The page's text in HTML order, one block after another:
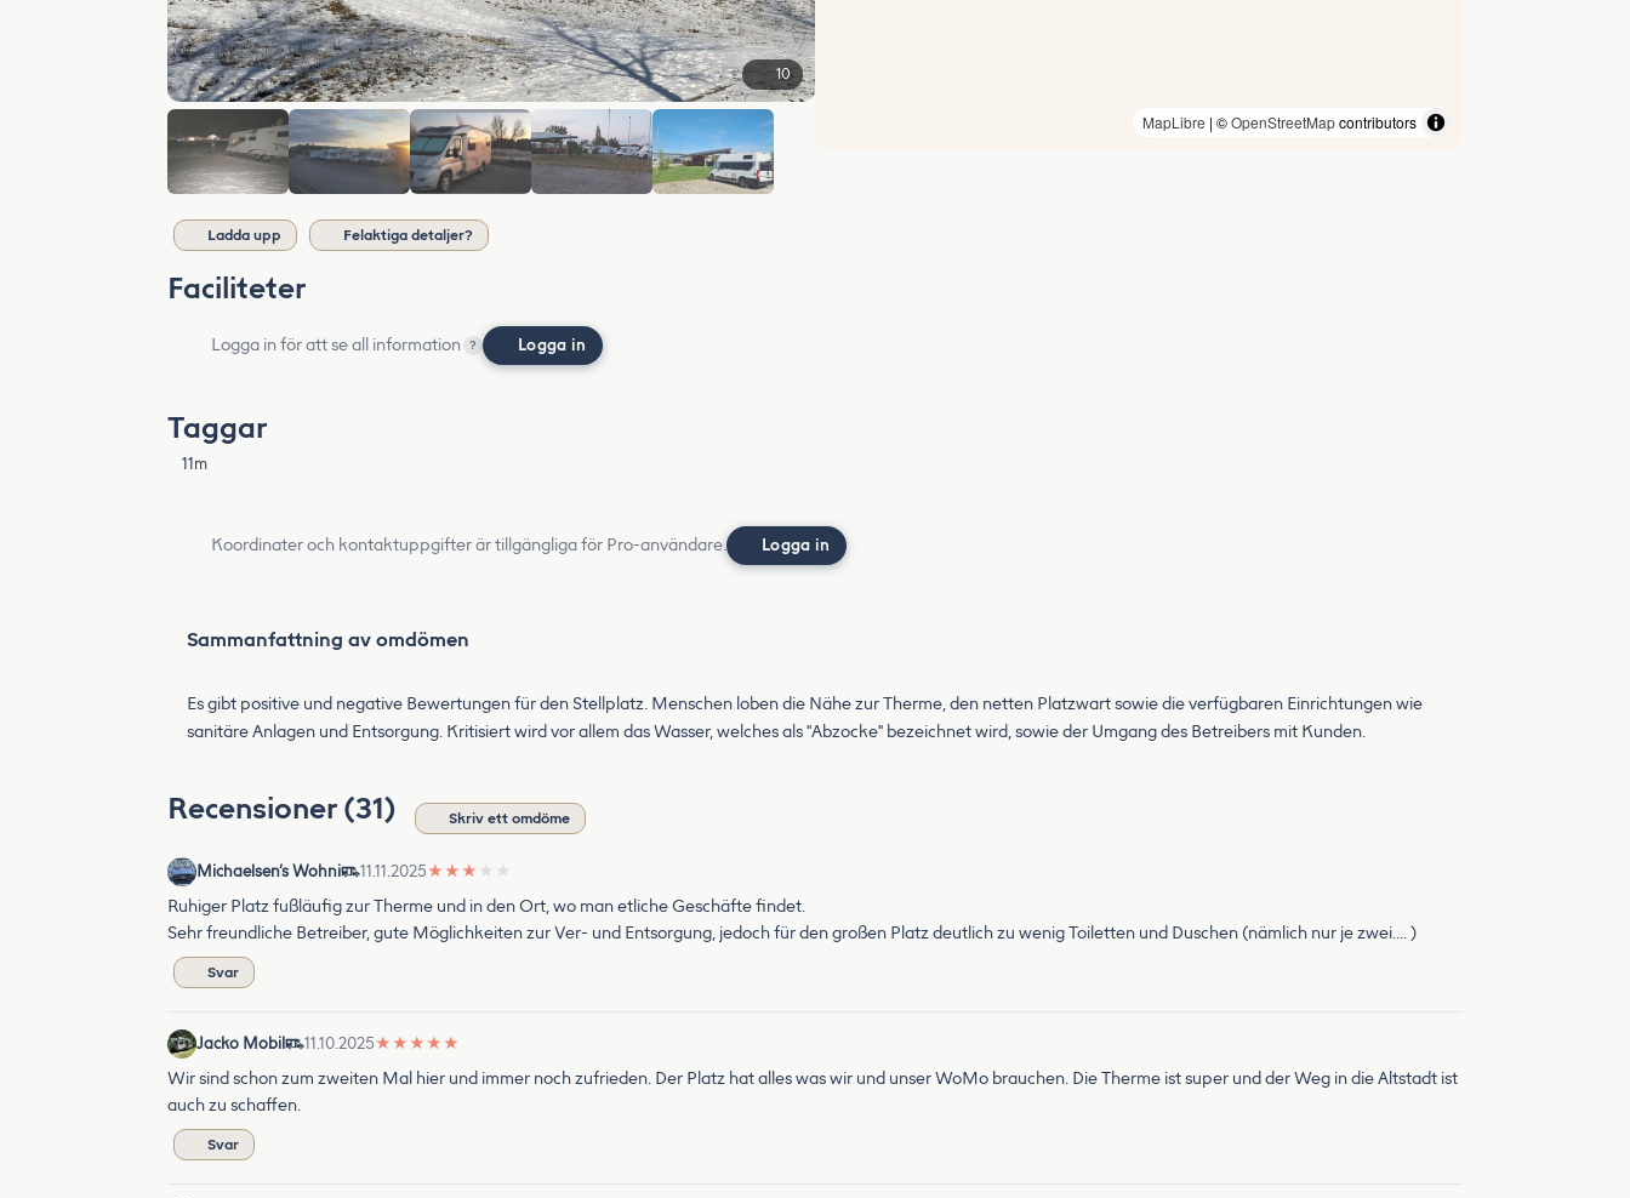
10
MapLibre | ©OpenStreetMapcontributors
Ladda upp Felaktiga detaljer?
Faciliteter
Logga in för att se all information ? Logga in
Taggar
11m
Koordinater och kontaktuppgifter är tillgängliga för Pro-användare. Logga in
Sammanfattning av omdömen
Es gibt positive und negative Bewertungen für den Stellplatz. Menschen loben die Nähe zur Therme, den netten Platzwart sowie die verfügbaren Einrichtungen wie
sanitäre Anlagen und Entsorgung. Kritisiert wird vor allem das Wasser, welches als "Abzocke" bezeichnet wird, sowie der Umgang des Betreibers mit Kunden.
Recensioner (31) Skriv ett omdöme
Michaelsen‘s Wohni 11.11.2025★ ★ ★ ★ ★
Ruhiger Platz fußläufig zur Therme und in den Ort, wo man etliche Geschäfte findet.
Sehr freundliche Betreiber, gute Möglichkeiten zur Ver- und Entsorgung, jedoch für den großen Platz deutlich zu wenig Toiletten und Duschen (nämlich nur je zwei…. )
Svar
Jacko Mobil 11.10.2025★ ★ ★ ★ ★
Wir sind schon zum zweiten Mal hier und immer noch zufrieden. Der Platz hat alles was wir und unser WoMo brauchen. Die Therme ist super und der Weg in die Altstadt ist
auch zu schaffen.
Svar